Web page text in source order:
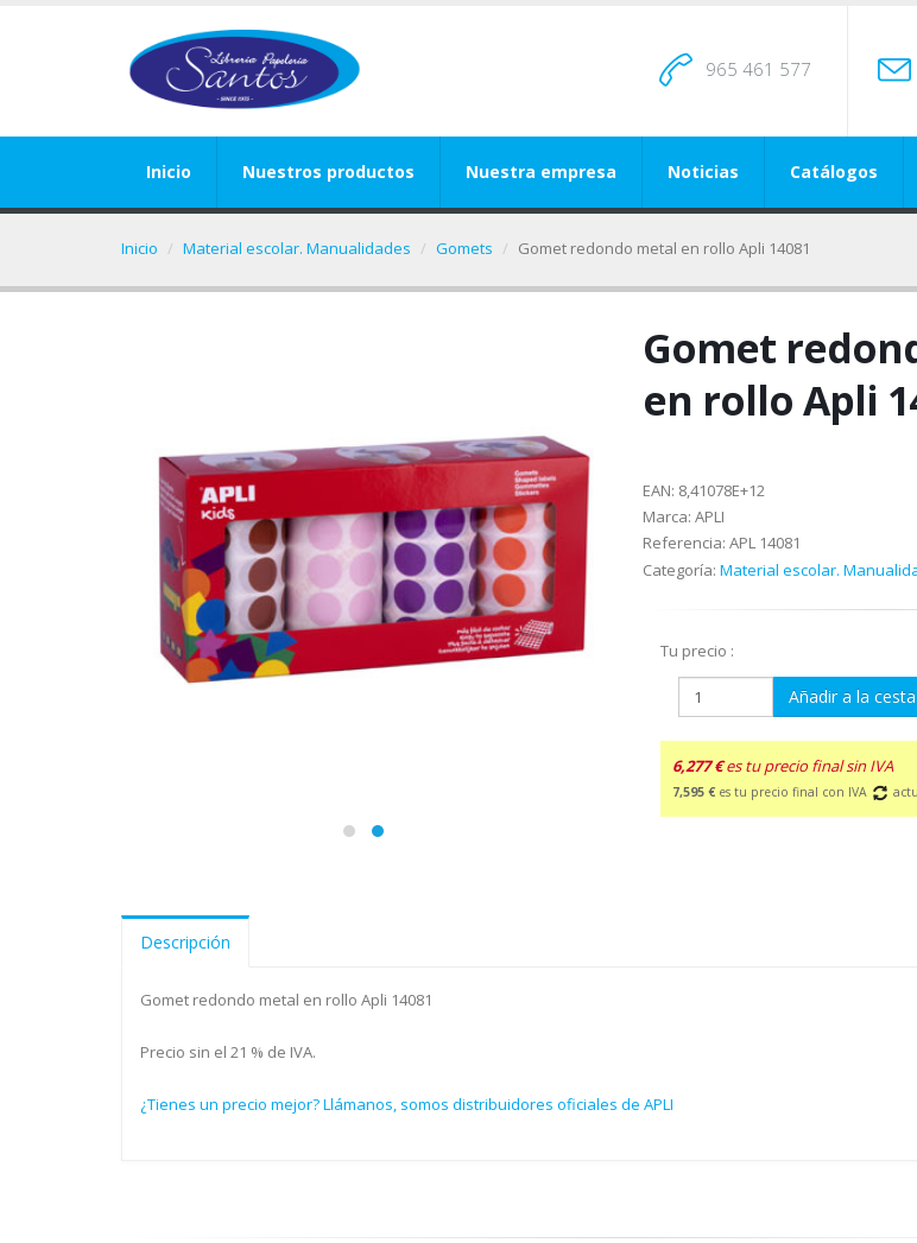
965 461 577
Inicio Nuestros productos Nuestra empresa Noticias Catálogos
Inicio Material escolar. Manualidades Gomets Gomet redondo metal en rollo Apli 14081
Gomet
en rollo Apli
EAN: 8,41078E+12
Marca: APLI
Referencia: APL 14081
Categoría: Material escolar.
Tu precio :
Añadir a la cesta
6,277 €es tu precio final sin IVA
7,595 € es tu precio final con IVA
Descripción
Gomet redondo metal en rollo Apli 14081
Precio sin el 21 % de IVA.
¿Tienes un precio mejor? Llámanos, somos distribuidores oficiales de APLI